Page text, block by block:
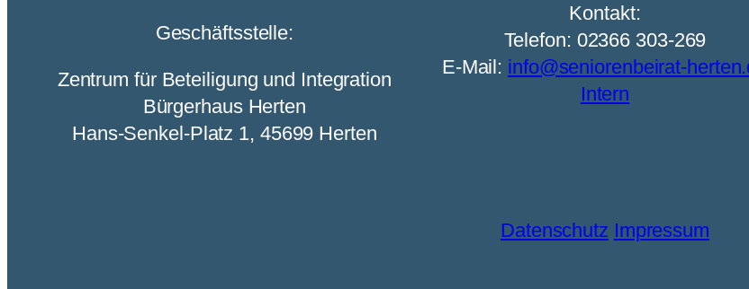
Geschäftsstelle:
Zentrum für Beteiligung und Integration
Bürgerhaus Herten
Hans-Senkel-Platz 1, 45699 Herten
Kontakt:
Telefon: 02366 303-269
E-Mail: info@seniorenbeirat-
Intern
Datenschutz Impressum